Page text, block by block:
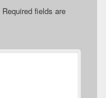
Required fields are